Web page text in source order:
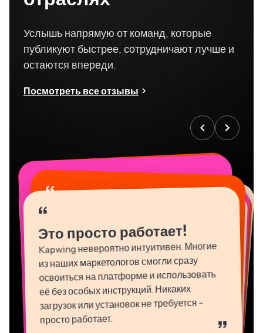
публикуют быстрее, сотрудничают лучше и
остаются впереди.
“
Это просто работает!
Kapwing невероятно интуитивен. Многие
из наших маркетологов смогли сразу
освоиться на платформе и использовать
её без особых инструкций. Никаких
загрузок или установок не требуется -
просто работает. ”
“
“
“
“
“
“ “
“
“